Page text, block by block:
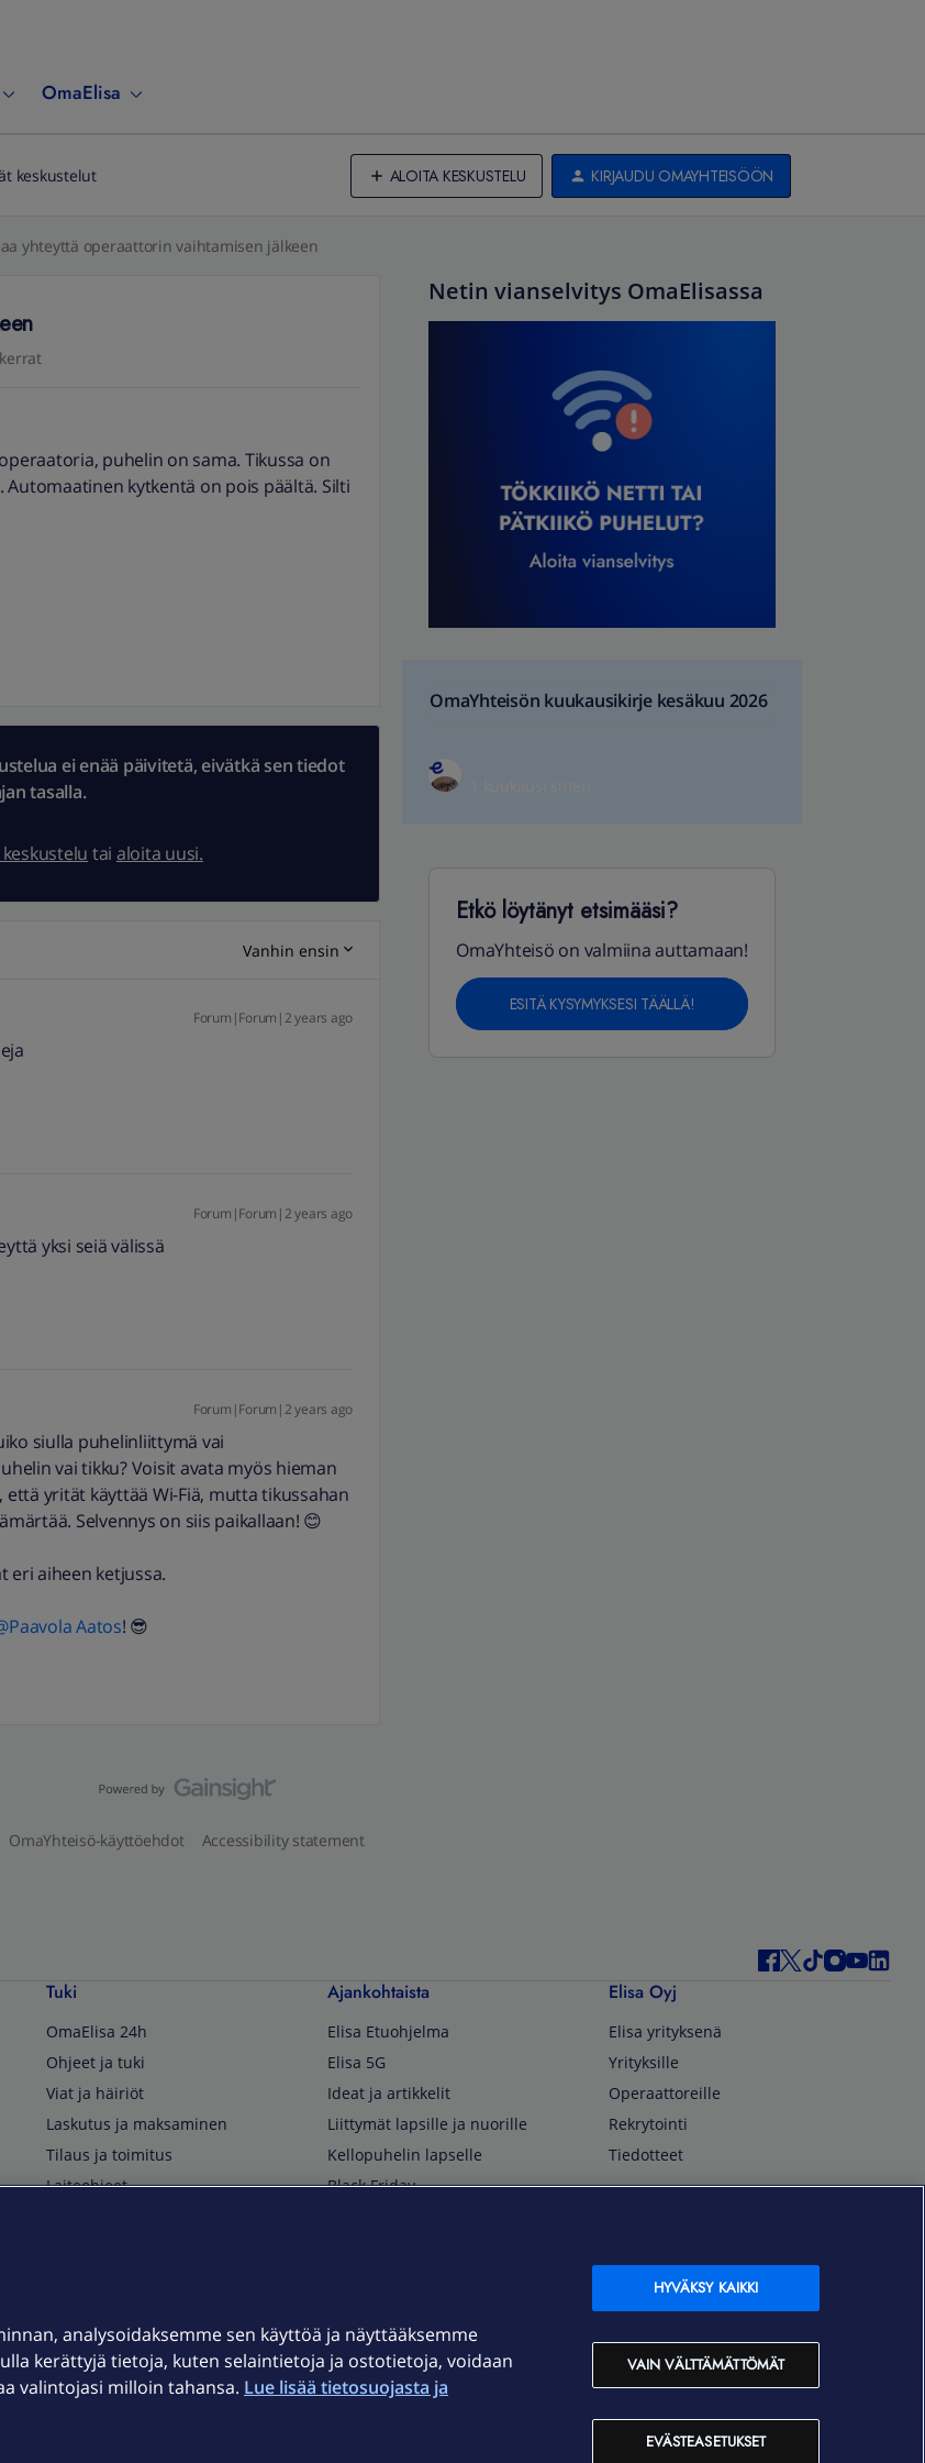
OmaElisa
keskustelut ALOITA KESKUSTELU KIRJAUDU OMAYHTEISÖÖN
yhteyttä operaattorin vaihtamisen jälkeen
puhelin on sama. Tikussa on
Automaatinen kytkentä on pois päältä. Silti
ei enää päivitetä, eivätkä sen tiedot
tasalla.
tai aloita uusi.
Vanhin ensin
Forum|Forum|2 years ago
Forum|Forum|2 years ago
yksi seiä välissä
Forum|Forum|2 years ago
siulla puhelinliittymä vai
vai tikku? Voisit avata myös hieman
yrität käyttää Wi-Fiä, mutta tikussahan
Selvennys on siis paikallaan! 😊
eri aiheen ketjussa.
Aatos! 😎
Netin vianselvitys OmaElisassa
OmaYhteisön kuukausikirje kesäkuu 2026
Etkö löytänyt etsimääsi?
OmaYhteisö on valmiina auttamaan!
ESITÄ KYSYMYKSESI TÄÄLLÄ!
OmaYhteisö-käyttöehdot Accessibility statement
Tuki
OmaElisa 24h
Ohjeet ja tuki
Viat ja häiriöt
Laskutus ja maksaminen
Tilaus ja toimitus
Laiteohjeet
Kuuluvuuskartta
Asiakastiedotteet
OmaElisa-sovellus
Ajankohtaista
Elisa Etuohjelma
Elisa 5G
Ideat ja artikkelit
Liittymät lapsille ja nuorille
Kellopuhelin lapselle
Black Friday
Elisa Oyj
Elisa yrityksenä
Yrityksille
Operaattoreille
Rekrytointi
Tiedotteet
OmaElisa Self Service
Moving to Finland
Elisa Corporation
Kundtjänst
analysoidaksemme sen käyttöä ja näyttääksemme
kerättyjä tietoja, kuten selaintietoja ja ostotietoja, voidaan
valintojasi milloin tahansa. Lue lisää tietosuojasta ja
EVÄSTEASETUKSET
VAIN VÄLTTÄMÄTTÖMÄT
HYVÄKSY KAIKKI